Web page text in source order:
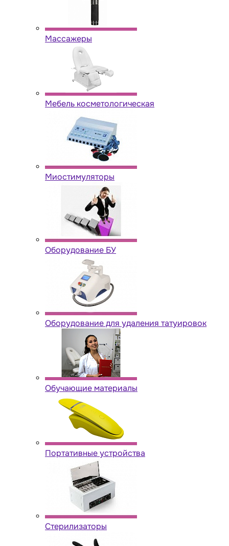
Массажеры
Мебель косметологическая
Миостимуляторы
Оборудование БУ
Оборудование для удаления татуировок
Обучающие материалы
Портативные устройства
Стерилизаторы